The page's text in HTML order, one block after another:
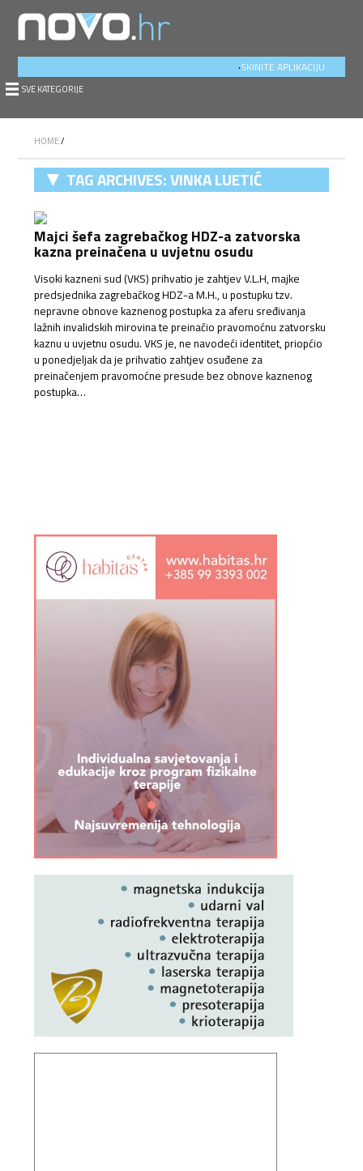
SKINITE APLIKACIJU
.
SVE KATEGORIJE
HOME/
TAG ARCHIVES:VINKA LUETIĆ
Majci šefa zagrebačkog HDZ-a zatvorska
kazna preinačena u uvjetnu osudu
Visoki kazneni sud (VKS) prihvatio je zahtjev V.L.H, majke
predsjednika zagrebačkog HDZ-a M.H., u postupku tzv.
nepravne obnove kaznenog postupka za aferu sređivanja
lažnih invalidskih mirovina te preinačio pravomoćnu zatvorsku
kaznu u uvjetnu osudu. VKS je, ne navodeći identitet, priopćio
u ponedjeljak da je prihvatio zahtjev osuđene za
preinačenjem pravomoćne presude bez obnove kaznenog
postupka…